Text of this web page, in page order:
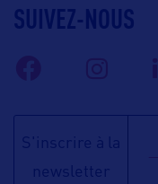
SUIVEZ-NOUS
S'inscrire à la
newsletter